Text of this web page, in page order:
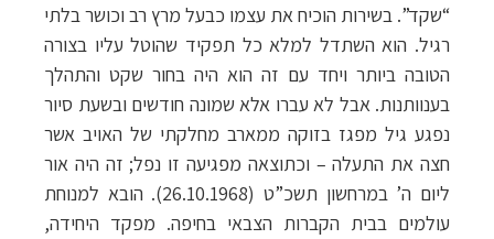
“שקד”. בשירות הוכיח את עצמו כבעל מרץ רב וכושר בלתי
רגיל. הוא השתדל למלא כל תפקיד שהוטל עליו בצורה
הטובה ביותר ויחד עם זה הוא היה בחור שקט והתהלך
בענוותנות. אבל לא עברו אלא שמונה חודשים ובשעת סיור
נפגע גיל מפגז בזוקה ממארב מחלקתי של האויב אשר
חצה את התעלה – וכתוצאה מפגיעה זו נפל; זה היה אור
ליום ה’ במרחשון תשכ”ט (26.10.1968). הובא למנוחת
עולמים בבית הקברות הצבאי בחיפה. מפקד היחידה,